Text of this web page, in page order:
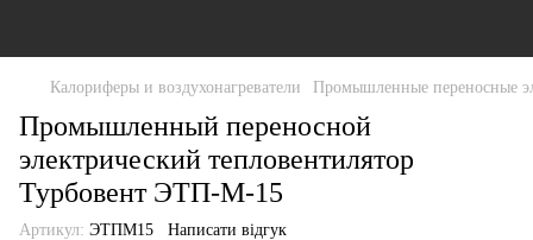
Калориферы и воздухонагреватели Промышленные переносные
Промышленный переносной
электрический тепловентилятор
Турбовент ЭТП-М-15
Артикул: ЭТПМ15 Написати відгук